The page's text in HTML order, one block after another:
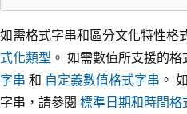
如需格式字串和區分文化特性格
式化類型 。 如需數值所支援的
字串 和 自定義數值格式字串 。
字串，請參閱 標準日期和時間格